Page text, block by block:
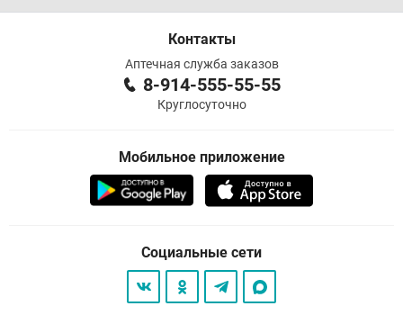
Контакты
Аптечная служба заказов
8-914-555-55-55
Круглосуточно
Мобильное приложение
Социальные сети